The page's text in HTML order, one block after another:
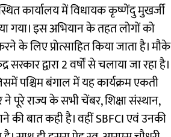
कार्यालय में विधायक कृष्णेंदु मुखर्जी
गया। इस अभियान के तहत लोगों को
लिए प्रोत्साहित किया जाता है। मौके
द्वारा 2 वर्षों से चलाया जा रहा है।
पश्चिम बंगाल में यह कार्यक्रम एकती
पूरे राज्य के सभी चेंबर, शिक्षा संस्थान,
बात कही है। वहीं SBFCI एवं उनकी